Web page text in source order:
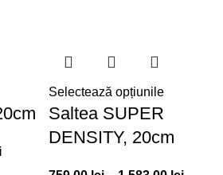
Selectează opțiunile
Saltea SUPER
DENSITY, 20cm